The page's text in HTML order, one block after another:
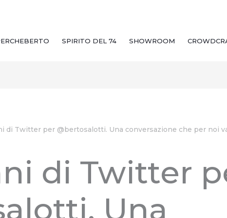
SPIRITO DEL 74 SHOWROOM
di Twitter per @bertosalotti. Una conversazione che per noi
di Twitter
Una